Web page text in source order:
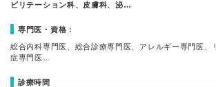
ビリテーション科、皮膚科、泌…
専門医・資格：
総合内科専門医、総合診療専門医、アレルギー専門医、
症専門医…
診療時間